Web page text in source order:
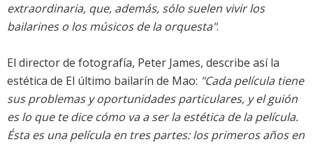
extraordinaria, que, además, sólo suelen vivir los
bailarines o los músicos de la orquesta".
El director de fotografía, Peter James, describe así la
estética de El último bailarín de Mao: "Cada película tiene
sus problemas y oportunidades particulares, y el guión
es lo que te dice cómo va a ser la estética de la película.
Ésta es una película en tres partes: los primeros años en